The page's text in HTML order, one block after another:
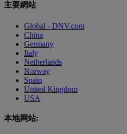
主要網站
Global - DNV.com
China
Germany
Italy
Netherlands
Norway
Spain
United Kingdom
USA
本地网站: